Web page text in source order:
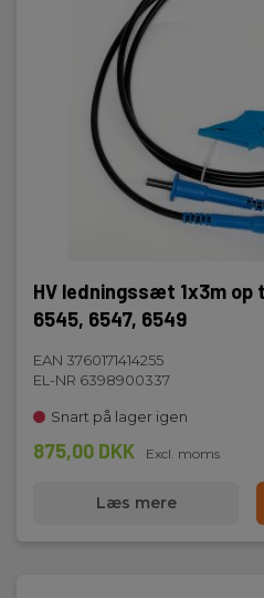
HV ledningssæt 1x3m op
6545, 6547, 6549
EAN 3760171414255
EL-NR 6398900337
Snart på lager igen
875,00 DKK Excl. moms
Læs mere